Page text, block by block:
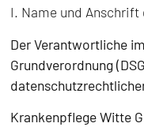
I. Name und
Der Verantwortliche
Grundverordnung
Krankenpflege Witte